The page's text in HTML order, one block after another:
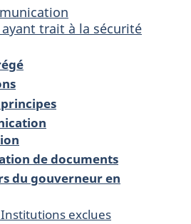
trait à la sécurité
de documents
du gouverneur en
exclues